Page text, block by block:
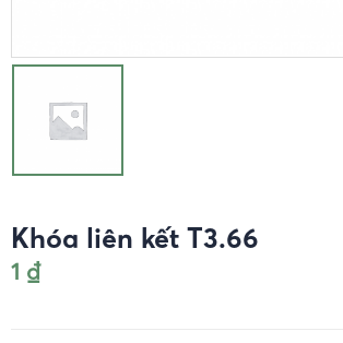
Khóa liên kết T3.66
1 ₫